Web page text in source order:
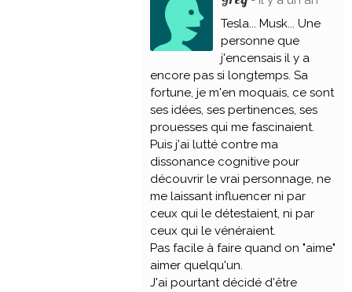
Tesla... Musk... Une
personne que
j'encensais il y a
encore pas si longtemps. Sa
fortune, je m'en moquais, ce sont
ses idées, ses pertinences, ses
prouesses qui me fascinaient.
Puis j'ai lutté contre ma
dissonance cognitive pour
découvrir le vrai personnage, ne
me laissant influencer ni par
ceux qui le détestaient, ni par
ceux qui le vénéraient.
Pas facile à faire quand on "aime"
aimer quelqu'un.
J'ai pourtant décidé d'être